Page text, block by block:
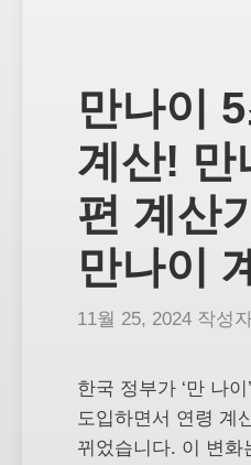
만나이
계산! 만
편 계산
만나이
11월 25, 2024 작성
한국 정부가 ‘만 나
도입하면서 연령 계
뀌었습니다. 이 변화